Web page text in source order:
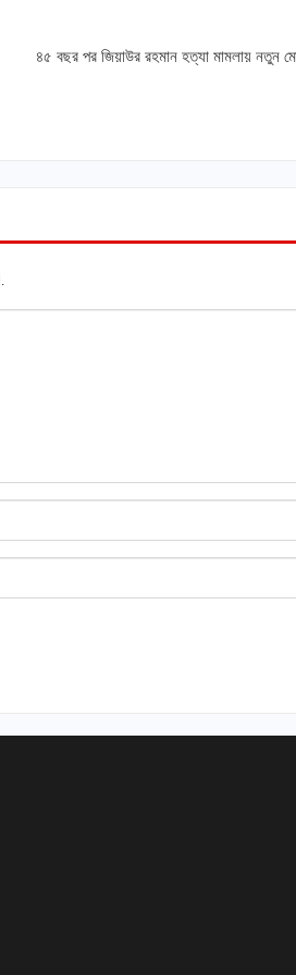
৪৫ বছর পর জিয়াউর রহমান হত্যা মামলায় নতুন